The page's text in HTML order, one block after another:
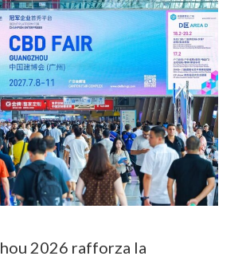
2026 rafforza la